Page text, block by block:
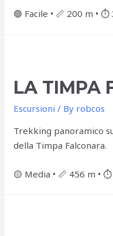
🟢 Facile • 📏 200 m • ⏱️
LA TIMPA
Escursioni / By robcos
Trekking panoramico
della Timpa Falconara.
🟡 Media • 📏 456 m •